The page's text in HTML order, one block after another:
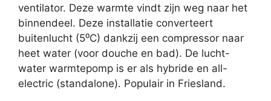
ventilator. Deze warmte vindt zijn weg naar het
binnendeel. Deze installatie converteert
buitenlucht (5⁰C) dankzij een compressor naar
heet water (voor douche en bad). De lucht-
water warmtepomp is er als hybride en all-
electric (standalone). Populair in Friesland.